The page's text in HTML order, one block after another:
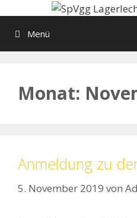
springen
Menü
Monat:
Anmeldung zu
5. November 2019 von